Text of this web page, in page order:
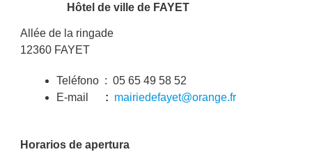
Hôtel de ville de FAYET
Allée de la ringade
12360 FAYET
Teléfono : 05 65 49 58 52
E-mail
: mairiedefayet@orange.fr
Horarios de apertura